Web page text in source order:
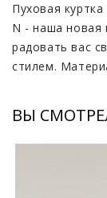
Пуховая
N - наша новая
радовать вас
стилем.
контакте с
является
норки,
подчеркивает
ВЫ